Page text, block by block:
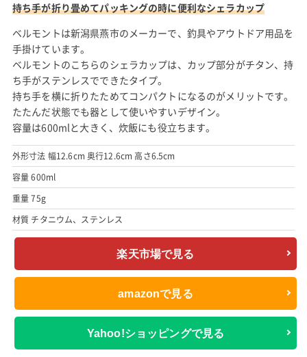
持ち手が折り畳めてパッキングの時に便利なシェラカップ
ベルモントは新潟県燕市のメーカーで、釣具やアウトドア用品を
手掛けています。
ベルモントのこちらのシェラカップは、カップ部分がチタン、持
ち手がステンレスでできたタイプ。
持ち手を横に折りたためてコンパクトになるのがメリットです。
たたんだ状態でも器として使いやすいデザイン。
容量は600mlと大きく、炊飯にも役立ちます。
外形寸法 幅12.6cm 奥行12.6cm 高さ6.5cm
容量 600ml
重量 75g
材質 チタニウム、ステンレス
楽天市場で見る
amazonで見る
Yahoo!ショッピングで見る